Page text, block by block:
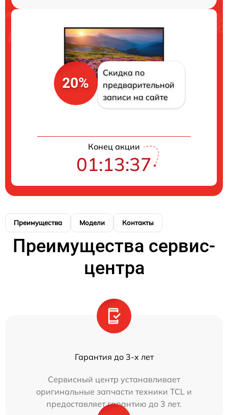
20%
Скидка по
предварительной
записи на сайте
Конец акции
01:13:37
Преимущества Модели Контакты
Преимущества сервис-
центра
Гарантия до 3-х лет
Сервисный центр устанавливает
оригинальные запчасти техники TCL и
предоставляет гарантию до 3 лет.